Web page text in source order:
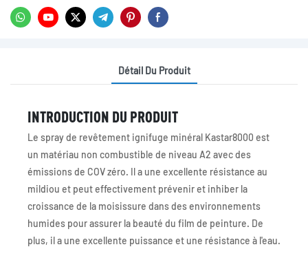
Détail Du Produit
INTRODUCTION DU PRODUIT
Le spray de revêtement ignifuge minéral Kastar8000 est
un matériau non combustible de niveau A2 avec des
émissions de COV zéro. Il a une excellente résistance au
mildiou et peut effectivement prévenir et inhiber la
croissance de la moisissure dans des environnements
humides pour assurer la beauté du film de peinture. De
plus, il a une excellente puissance et une résistance à l'eau.